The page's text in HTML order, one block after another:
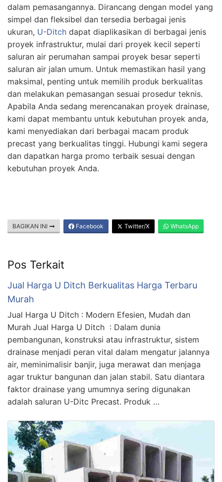
dalam pemasangannya. Dirancang dengan model yang
simpel dan fleksibel dan tersedia berbagai jenis
ukuran, U-Ditch dapat diaplikasikan di berbagai jenis
proyek infrastruktur, mulai dari proyek kecil seperti
saluran air perumahan sampai proyek besar seperti
saluran air jalan umum. Untuk memastikan hasil yang
maksimal, penting untuk memilih produk berkualitas
dan melakukan pemasangan sesuai prosedur teknis.
Apabila Anda sedang merencanakan proyek drainase,
kami dapat membantu untuk kebutuhan proyek anda,
kami menyediakan dari berbagai macam produk
precast yang berkualitas tinggi. Hubungi kami segera
dan dapatkan harga promo terbaik sesuai dengan
kebutuhan proyek Anda.
BAGIKAN INI Facebook Twitter/X WhatsApp
Pos Terkait
Jual Harga U Ditch Berkualitas Harga Terbaru
Murah
Jual Harga U Ditch : Modern Efesien, Mudah dan
Murah Jual Harga U Ditch : Dalam dunia
pembangunan, konstruksi atau infrastruktur, sistem
drainase menjadi peran vital dalam mengatur jalannya
air, meminimalisir banjir, juga merawat dan menjaga
agar truktur bangunan dan jalan stabil. Satu diantara
faktor drainase yang umumnya sering digunakan
adalah saluran U-Ditc Precast. Produk …